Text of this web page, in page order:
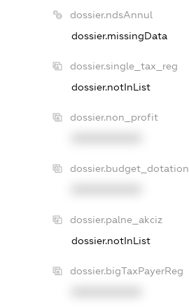
dossier.ndsAnnul
dossier.missingData
dossier.single_tax_reg
dossier.notInList
dossier.non_profit
dossier.budget_dotation
dossier.palne_akciz
dossier.notInList
dossier.bigTaxPayerReg